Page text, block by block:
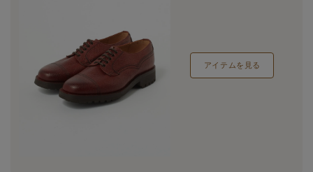
アイテムを見る